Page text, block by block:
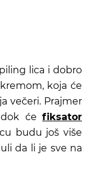
lica i dobro
koja će
večeri. Prajmer
će fiksator
budu još više
da li je sve na